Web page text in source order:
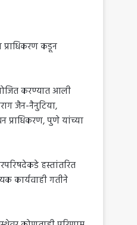
प्राधिकरण कडून
करण्यात आली
जैन-नैनुटिया,
प्राधिकरण, पुणे यांच्या
हस्तांतरित
कार्यवाही गतीने